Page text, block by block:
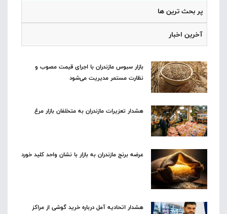
پر بحث ترین ها
آخرین اخبار
بازار سبوس مازندران با اجرای قیمت مصوب و
نظارت مستمر مدیریت می‌شود
هشدار تعزیرات مازندران به متخلفان بازار مرغ
عرضه برنج مازندران به بازار با نشان واحد کلید خورد
هشدار اتحادیه آمل درباره خرید گوشی از مراکز